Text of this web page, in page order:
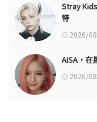
Stray
特
2026/
AISA，
2026/